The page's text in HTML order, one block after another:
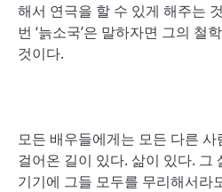
해서 연극을 할 수 있게 해주는
번 ‘늙소국’은 말하자면 그의 철
것이다.
모든 배우들에게는 모든 다른
걸어온 길이 있다. 삶이 있다. 그
기기에 그들 모두를 무리해서라